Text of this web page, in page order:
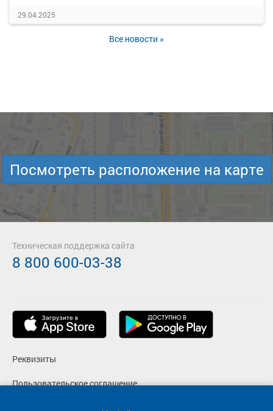
29.04.2025
Все новости »
Посмотреть расположение на карте
Реквизиты
Пользовательское соглашение
Политика конфиденциальности
Техническая поддержка сайта
8 800 600-03-38